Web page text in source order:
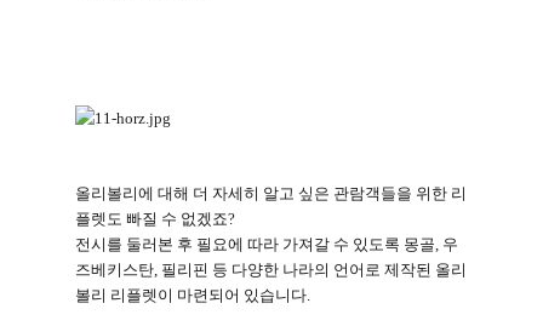
올리볼리에 대해 더 자세히 알고 싶은 관람객들을 위한 리
플렛도 빠질 수 없겠죠?
전시를 둘러본 후 필요에 따라 가져갈 수 있도록 몽골 우
즈베키스탄 필리핀 등 다양한 나라의 언어로 제작된 올리
볼리 리플렛이 마련되어 있습니다